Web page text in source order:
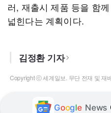
러, 재출시 제품 등을 함
넓힌다는 계획이다.
김정환 기자
Copyright ⓒ 세계일보. 무단 전재 및 재
Google News